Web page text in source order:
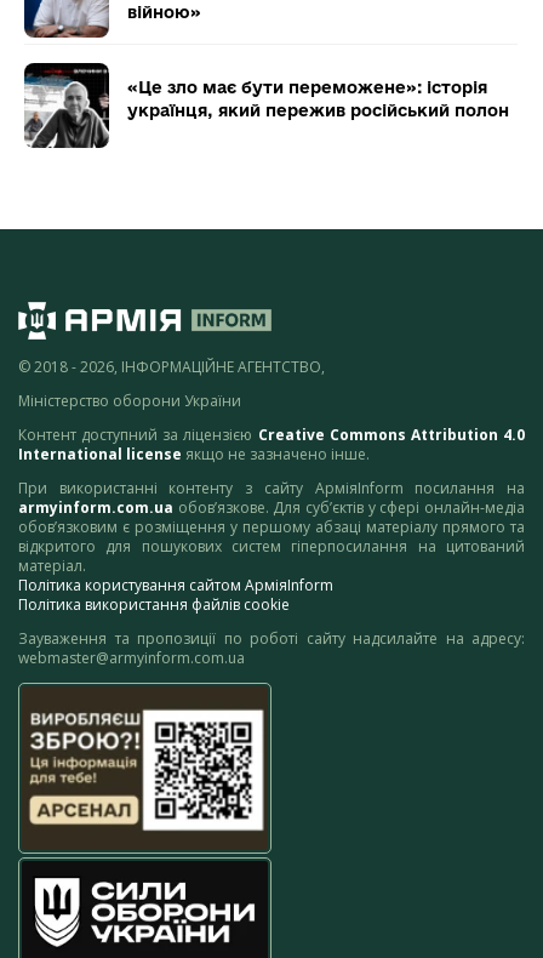
війною»
«Це зло має бути переможене»: історія
українця, який пережив російський полон
© 2018 - 2026, ІНФОРМАЦІЙНЕ АГЕНТСТВО,
Міністерство оборони України
Контент доступний за ліцензією Creative Commons Attribution 4.0
International license якщо не зазначено інше.
При використанні контенту з сайту АрміяInform посилання на
armyinform.com.ua обов’язкове. Для суб’єктів у сфері онлайн-медіа
обов’язковим є розміщення у першому абзаці матеріалу прямого та
відкритого для пошукових систем гіперпосилання на цитований
матеріал.
Політика користування сайтом АрміяInform
Політика використання файлів cookie
Зауваження та пропозиції по роботі сайту надсилайте на адресу:
webmaster@armyinform.com.ua